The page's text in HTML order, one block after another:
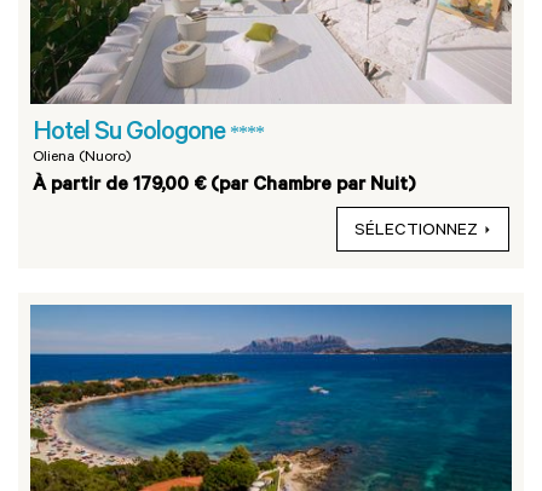
Hotel Su Gologone ****
Oliena (Nuoro)
À partir de 179,00 € (par Chambre par Nuit)
SÉLECTIONNEZ